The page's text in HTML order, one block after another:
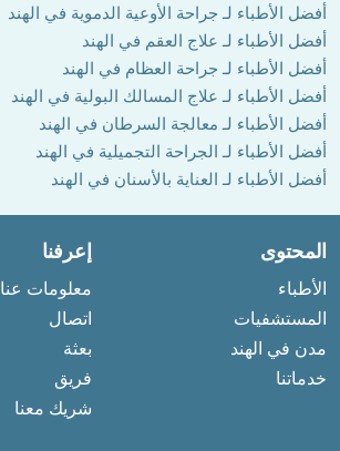
أفضل الأطباء لـ جراحة الأوعية الدموية في الهند
أفضل الأطباء لـ علاج العقم في الهند
أفضل الأطباء لـ جراحة العظام في الهند
أفضل الأطباء لـ علاج المسالك البولية في الهند
أفضل الأطباء لـ معالجة السرطان في الهند
أفضل الأطباء لـ الجراحة التجميلية في الهند
أفضل الأطباء لـ العناية بالأسنان في الهند
المحتوى
الأطباء
المستشفيات
مدن في الهند
خدماتنا
إعرفنا
معلومات عنا
اتصال
بعثة
فريق
شريك معنا